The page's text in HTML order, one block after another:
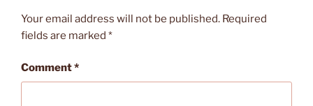
Your email address will not be published. Required
fields are marked *
Comment*